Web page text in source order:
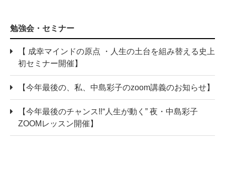
勉強会・セミナー
【 成幸マインドの原点 ・人生の土台を組み替える史上
初セミナー開催】
【今年最後の、私、中島彩子のzoom講義のお知らせ】
【今年最後のチャンス‼“人生が動く” 夜・中島彩子
ZOOMレッスン開催】